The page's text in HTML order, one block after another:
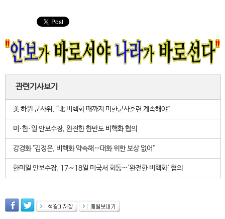
관련기사보기
美 하원 군사위, “北 비핵화 때까지 미한군사훈련 계속해야”
미·한·일 안보수장, 완전한 한반도 비핵화 협의
강경화 "김정은, 비핵화 약속해…대화 위한 보상 없어"
한미일 안보수장, 17∼18일 미국서 회동…'완전한 비핵화' 협의